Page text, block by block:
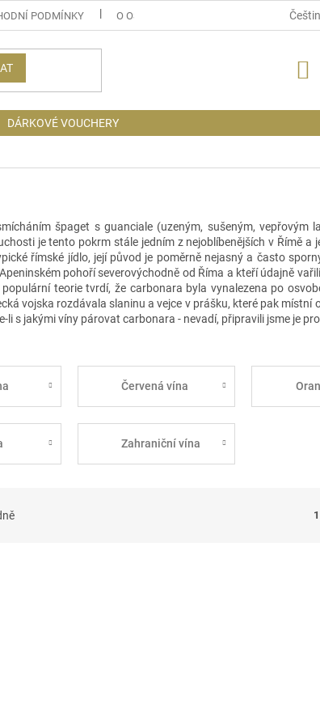
PODMÍNKY O OSOBNÍCH ÚDAJÍCH INFORMACE
DÁRKOVÉ VOUCHERY
špaget s guanciale (uzeným, sušeným, vepřovým
je tento pokrm stále jedním z nejoblíbenějších v Římě a
římské jídlo, její původ je poměrně nejasný a často
pohoří severovýchodně od Říma a kteří údajně
teorie tvrdí, že carbonara byla vynalezena po
vojska rozdávala slaninu a vejce v prášku, které pak místní
li s jakými víny párovat carbonara - nevadí, připravili jsme je
Červená vína
Zahraniční vína
1